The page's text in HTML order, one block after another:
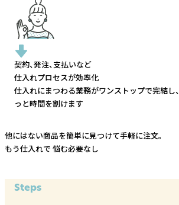
契約、発注、支払いなど
仕入れプロセスが効率化
仕入れにまつわる業務がワンストップで完結し、
っと時間を割けます
他にはない商品を簡単に見つけて手軽に注文。
もう仕入れで 悩む必要なし
Steps